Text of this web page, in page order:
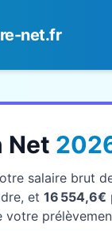
net.fr
Net
salaire brut
et 16 554,6€
votre